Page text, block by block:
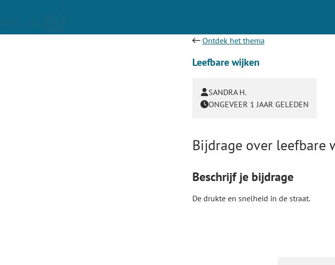
Ontdek het thema
Leefbare wijken
SANDRA H.
ONGEVEER 1 JAAR GELEDEN
Bijdrage over leefbare
Beschrijf je bijdrage
De drukte en snelheid in de straat.